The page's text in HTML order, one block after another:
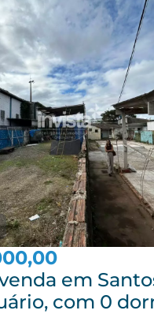
em
com 0